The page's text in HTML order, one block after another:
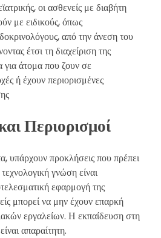
οι ασθενείς με διαβήτη
με ειδικούς, όπως
από την άνεση του
έτσι τη διαχείριση της
για άτομα που ζουν σε
ή έχουν περιορισμένες
Περιορισμοί
υπάρχουν προκλήσεις που πρέπει
γνώση είναι
εφαρμογή της
μπορεί να μην έχουν επαρκή
εργαλείων. Η εκπαίδευση στη
απαραίτητη.